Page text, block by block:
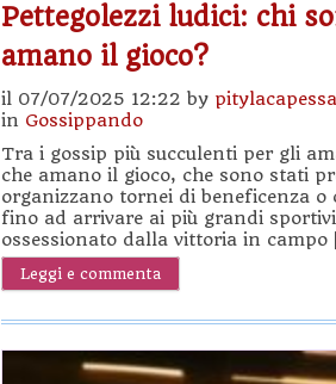
Pettegolezzi ludici: chi
amano il gioco?
il 07/07/2025 12:22 by pitylacapessa
in Gossippando
Tra i gossip più succulenti per gli
che amano il gioco, che sono stati
organizzano tornei di beneficenza
fino ad arrivare ai più grandi
ossessionato dalla vittoria in campo
Leggi e commenta